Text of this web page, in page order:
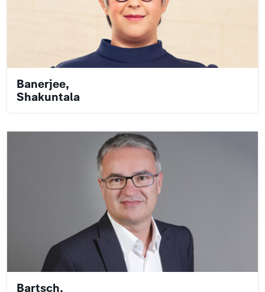
Banerjee,
Shakuntala
Bartsch,